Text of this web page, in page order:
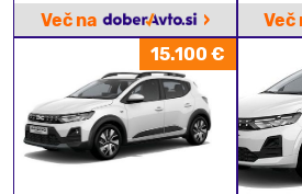
Več na › Več
15.100 €